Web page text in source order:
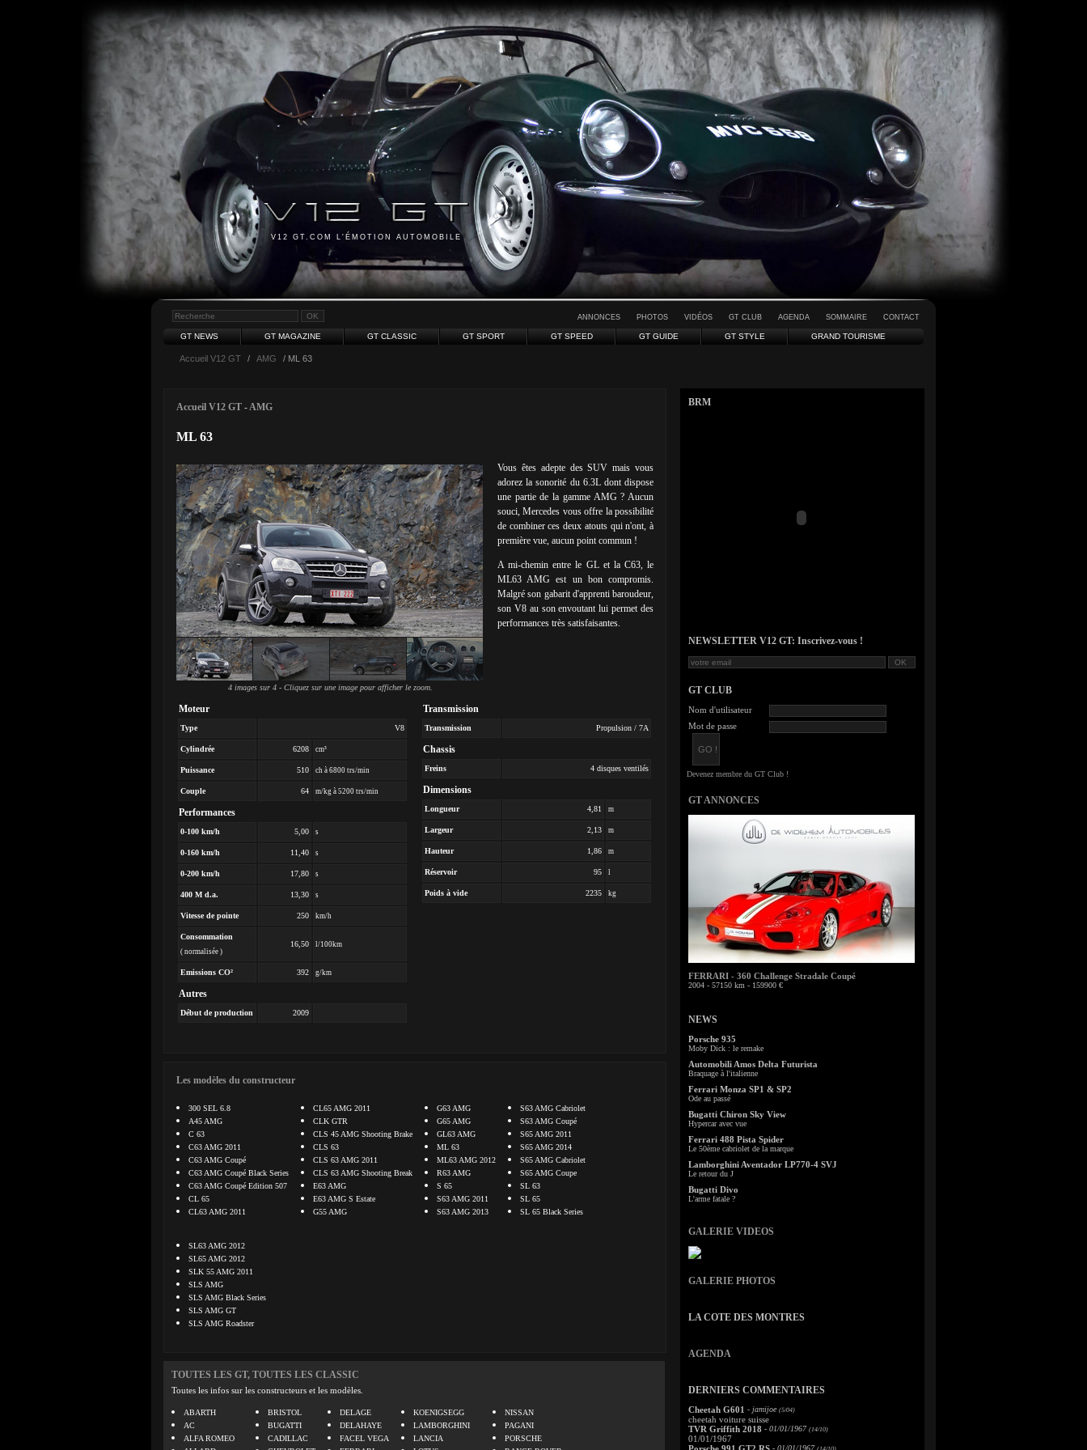
V12 GT.COM L'ÉMOTION AUTOMOBILE
ANNONCES PHOTOS VIDÉOS GT CLUB AGENDA SOMMAIRE CONTACT
GT NEWS GT MAGAZINE GT CLASSIC GT SPORT GT SPEED GT GUIDE GT STYLE GRAND TOURISME
Accueil V12 GT / AMG / ML 63
Accueil V12 GT -AMG
ML 63
4 images sur 4 - Cliquez sur une image pour afficher le zoom.
Vous êtes adepte des SUV mais vous
adorez la sonorité du 6.3L dont dispose
une partie de la gamme AMG ? Aucun
souci, Mercedes vous offre la possibilité
de combiner ces deux atouts qui n'ont, à
première vue, aucun point commun !
A mi-chemin entre le GL et la C63, le
ML63 AMG est un bon compromis.
Malgré son gabarit d'apprenti baroudeur,
son V8 au son envoutant lui permet des
performances très satisfaisantes.
Moteur
Type V8
Cylindrée 6208 cm³
Puissance 510 ch à 6800 trs/min
Couple 64 m/kg à 5200 trs/min
Performances
0-100 km/h 5,00 s
0-160 km/h 11,40 s
0-200 km/h 17,80 s
400 M d.a. 13,30 s
Vitesse de pointe 250 km/h
Consommation
( normalisée )
16,50 l/100km
Emissions CO² 392 g/km
Autres
Début de production 2009
Transmission
Transmission Propulsion / 7A
Chassis
Freins 4 disques ventilés
Dimensions
Longueur 4,81 m
Largeur 2,13 m
Hauteur 1,86 m
Réservoir 95 l
Poids à vide 2235 kg
Les modèles du constructeur
300 SEL 6.8
A45 AMG
C 63
C63 AMG 2011
C63 AMG Coupé
C63 AMG Coupé Black Series
C63 AMG Coupé Edition 507
CL 65
CL63 AMG 2011
CL65 AMG 2011
CLK GTR
CLS 45 AMG Shooting Brake
CLS 63
CLS 63 AMG 2011
CLS 63 AMG Shooting Break
E63 AMG
E63 AMG S Estate
G55 AMG
G63 AMG
G65 AMG
GL63 AMG
ML 63
ML63 AMG 2012
R63 AMG
S 65
S63 AMG 2011
S63 AMG 2013
S63 AMG Cabriolet
S63 AMG Coupé
S65 AMG 2011
S65 AMG 2014
S65 AMG Cabriolet
S65 AMG Coupe
SL 63
SL 65
SL 65 Black Series
SL63 AMG 2012
SL65 AMG 2012
SLK 55 AMG 2011
SLS AMG
SLS AMG Black Series
SLS AMG GT
SLS AMG Roadster
TOUTES LES GT, TOUTES LES CLASSIC
Toutes les infos sur les constructeurs et les modèles.
ABARTH
AC
ALFA ROMEO
BRISTOL
BUGATTI
CADILLAC
DELAGE
DELAHAYE
FACEL VEGA
KOENIGSEGG
LAMBORGHINI
LANCIA
NISSAN
PAGANI
PORSCHE
BRM
NEWSLETTER V12 GT: Inscrivez-vous !
GT CLUB
Nom d'utilisateur
Mot de passe
GT ANNONCES
FERRARI - 360 Challenge Stradale Coupé
2004 - 57150 km - 159900 €
NEWS
Porsche 935
Moby Dick : le remake
Automobili Amos Delta Futurista
Braquage à l'italienne
Ferrari Monza SP1 & SP2
Ode au passé
Bugatti Chiron Sky View
Hypercar avec vue
Ferrari 488 Pista Spider
Le 50ème cabriolet de la marque
Lamborghini Aventador LP770-4 SVJ
Le retour du J
Bugatti Divo
L'arme fatale ?
GALERIE VIDEOS
GALERIE PHOTOS
LA COTE DES MONTRES
AGENDA
DERNIERS COMMENTAIRES
Cheetah G601 - jamijoe (5/04)
cheetah voiture suisse
TVR Griffith 2018 - 01/01/1967 (14/10)
01/01/1967
- 01/01/1967